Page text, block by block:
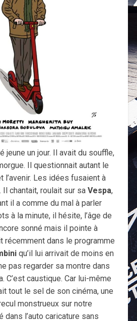
jeune un jour. Il avait du souffle,
Il questionnait autant le
l’avenir. Les idées fusaient à
Il chantait, roulait sur sa Vespa,
il a comme du mal à parler
à la minute, il hésite, l’âge de
sonné mais il pointe à
récemment dans le programme
qu’il lui arrivait de moins en
pas regarder sa montre dans
C’est caustique. Car lui-même
tout le sel de son cinéma, une
monstrueux sur notre
dans l’auto caricature sans